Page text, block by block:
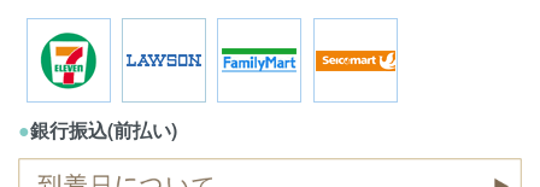
●銀行振込(前払い)